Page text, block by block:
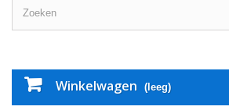
Winkelwagen (leeg)